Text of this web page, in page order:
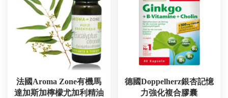
法國Aroma Zone有機馬
達加斯加檸檬尤加利精油
德國Doppelherz銀杏記憶
力強化複合膠囊